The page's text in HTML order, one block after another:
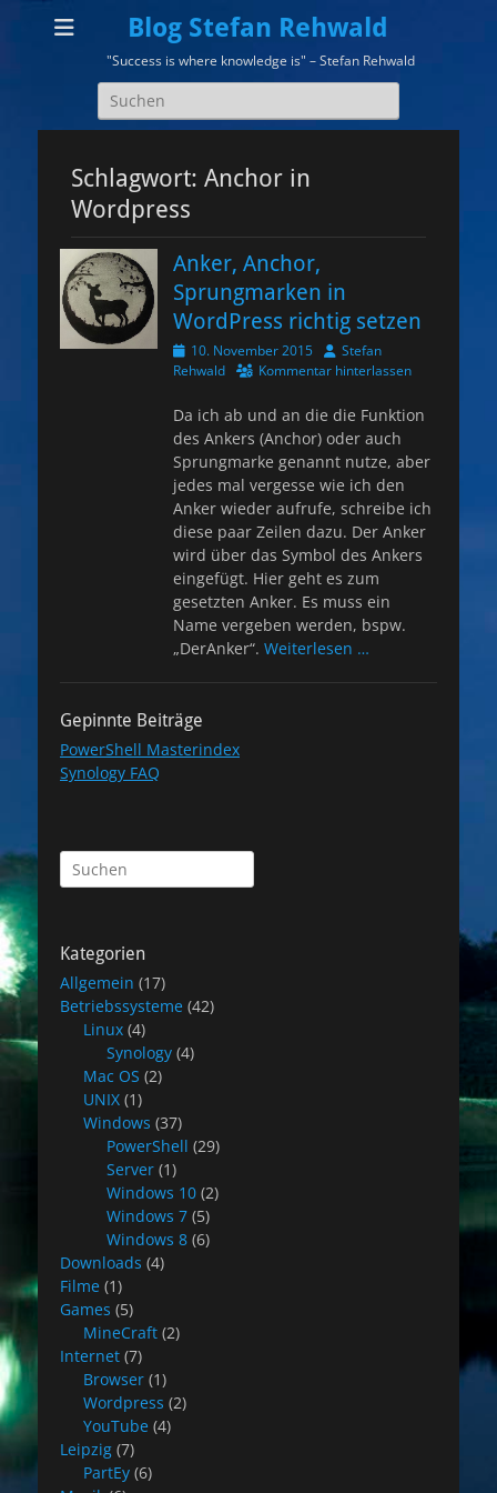
Blog Stefan Rehwald
"Success is where knowledge is" – Stefan Rehwald
Suchen
nach:
Schlagwort: Anchor in
Wordpress
Anker, Anchor,
Sprungmarken in
WordPress richtig setzen
Veröffentlicht
am
10. November 2015 AutorStefan
Rehwald
Kommentar hinterlassen
Da ich ab und an die die Funktion
des Ankers (Anchor) oder auch
Sprungmarke genannt nutze, aber
jedes mal vergesse wie ich den
Anker wieder aufrufe, schreibe ich
diese paar Zeilen dazu. Der Anker
wird über das Symbol des Ankers
eingefügt. Hier geht es zum
gesetzten Anker. Es muss ein
Name vergeben werden, bspw.
„DerAnker“. Weiterlesen …
Gepinnte Beiträge
PowerShell Masterindex
Synology FAQ
Suchen
nach:
Kategorien
Allgemein (17)
Betriebssysteme (42)
Linux (4)
Synology (4)
Mac OS (2)
UNIX (1)
Windows (37)
PowerShell (29)
Server (1)
Windows 10 (2)
Windows 7 (5)
Windows 8 (6)
Downloads (4)
Filme (1)
Games (5)
MineCraft (2)
Internet (7)
Browser (1)
Wordpress (2)
YouTube (4)
Leipzig (7)
PartEy (6)